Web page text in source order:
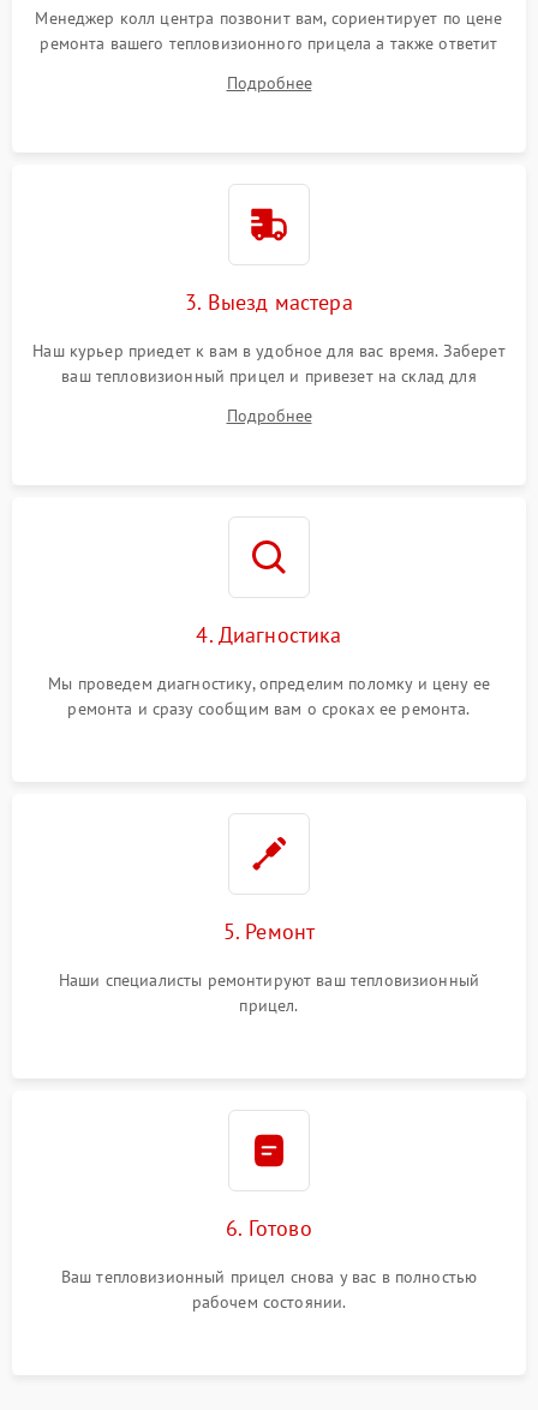
Менеджер колл центра позвонит вам, сориентирует по цене
ремонта вашего тепловизионного прицела а также ответит
Подробнее
3. Выезд мастера
Наш курьер приедет к вам в удобное для вас время. Заберет
ваш тепловизионный прицел и привезет на склад для
Подробнее
4. Диагностика
Мы проведем диагностику, определим поломку и цену ее
ремонта и сразу сообщим вам о сроках ее ремонта.
5. Ремонт
Наши специалисты ремонтируют ваш тепловизионный
прицел.
6. Готово
Ваш тепловизионный прицел снова у вас в полностью
рабочем состоянии.